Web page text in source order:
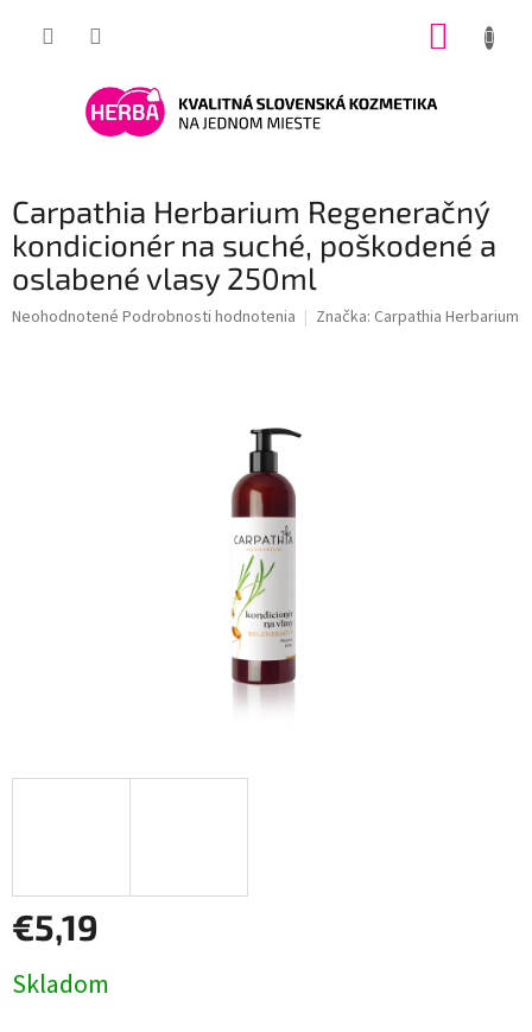
Carpathia Herbarium Regeneračný
kondicionér na suché, poškodené a
oslabené vlasy 250ml
Priemerné
Neohodnotené Podrobnosti hodnotenia Značka: Carpathia Herbarium
€5,19
cena:
Skladom